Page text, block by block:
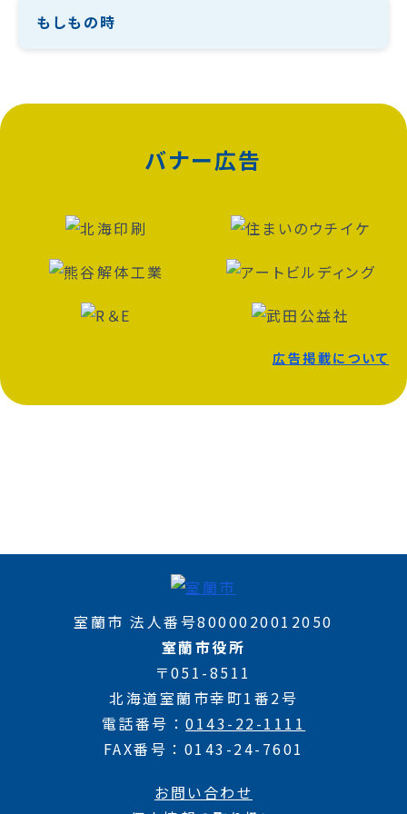
もしもの時
バナー広告
広告掲載について
室蘭市 法人番号8000020012050
室蘭市役所
〒051-8511
北海道室蘭市幸町1番2号
電話番号
0143-22-1111
FAX番号
0143-24-7601
お問い合わせ